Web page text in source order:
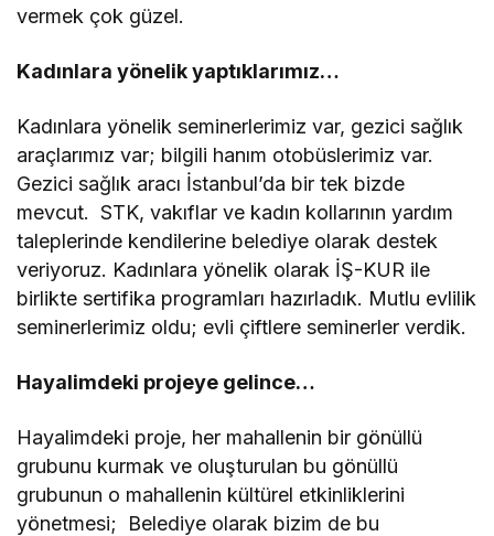
vermek çok güzel.
Kadınlara yönelik yaptıklarımız…
Kadınlara yönelik seminerlerimiz var, gezici sağlık
araçlarımız var; bilgili hanım otobüslerimiz var.
Gezici sağlık aracı İstanbul’da bir tek bizde
mevcut. STK, vakıflar ve kadın kollarının yardım
taleplerinde kendilerine belediye olarak destek
veriyoruz. Kadınlara yönelik olarak İŞ-KUR ile
birlikte sertifika programları hazırladık. Mutlu evlilik
seminerlerimiz oldu; evli çiftlere seminerler verdik.
Hayalimdeki projeye gelince…
Hayalimdeki proje, her mahallenin bir gönüllü
grubunu kurmak ve oluşturulan bu gönüllü
grubunun o mahallenin kültürel etkinliklerini
yönetmesi; Belediye olarak bizim de bu